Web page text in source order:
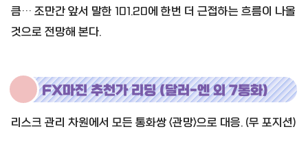
큼… 조만간 앞서 말한 101.20에 한번 더 근접하는 흐름이 나올
것으로 전망해 본다.
FX마진 추천가 리딩 (달러-엔 외 7통화)
리스크 관리 차원에서 모든 통화쌍 <관망>으로 대응. (무 포지션)